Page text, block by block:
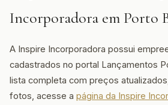
Incorporadora em Porto
A Inspire Incorporadora possui
cadastrados no portal Lançamentos
lista completa com preços
fotos, acesse a página da Inspire